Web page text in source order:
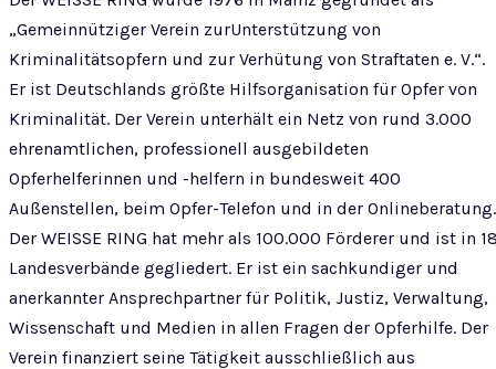
„Gemeinnütziger Verein zurUnterstützung von
Kriminalitätsopfern und zur Verhütung von Straftaten e. V.“.
Er ist Deutschlands größte Hilfsorganisation für Opfer von
Kriminalität. Der Verein unterhält ein Netz von rund 3.000
ehrenamtlichen, professionell ausgebildeten
Opferhelferinnen und -helfern in bundesweit 400
Außenstellen, beim Opfer-Telefon und in der Onlineberatung.
Der WEISSE RING hat mehr als 100.000 Förderer und ist in
Landesverbände gegliedert. Er ist ein sachkundiger und
anerkannter Ansprechpartner für Politik, Justiz, Verwaltung,
Wissenschaft und Medien in allen Fragen der Opferhilfe. Der
Verein finanziert seine Tätigkeit ausschließlich aus